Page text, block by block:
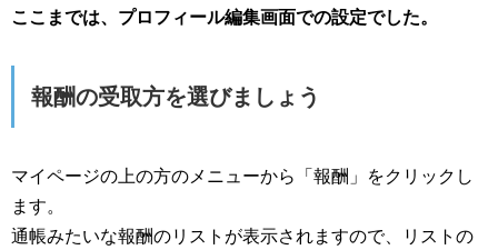
ここまでは、プロフィール編集画面での設定でした。
報酬の受取方を選びましょう
マイページの上の方のメニューから「報酬」をクリックし
ます。
通帳みたいな報酬のリストが表示されますので、リストの